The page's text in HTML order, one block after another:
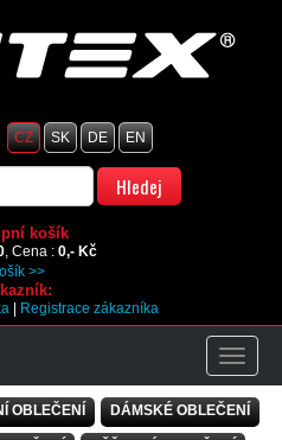
CZ SK DE EN
košík
, Cena : 0,- Kč
>>
| Registrace zákazníka
OBLEČENÍ DÁMSKÉ OBLEČENÍ